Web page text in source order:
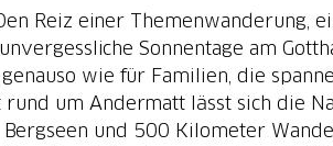
Reiz einer Themenwanderung,
Sonnentage am
wie für Familien, die
um Andermatt lässt sich die
und 500 Kilometer